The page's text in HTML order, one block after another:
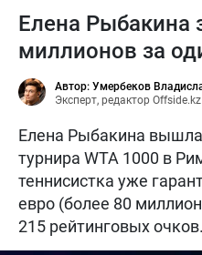
Елена Рыбакина
миллионов за
Автор: Умербеков
Эксперт, редактор Offside.kz
Елена Рыбакина
турнира WTA 1000 в
теннисистка уже
евро (более 80
215 рейтинговых очков.